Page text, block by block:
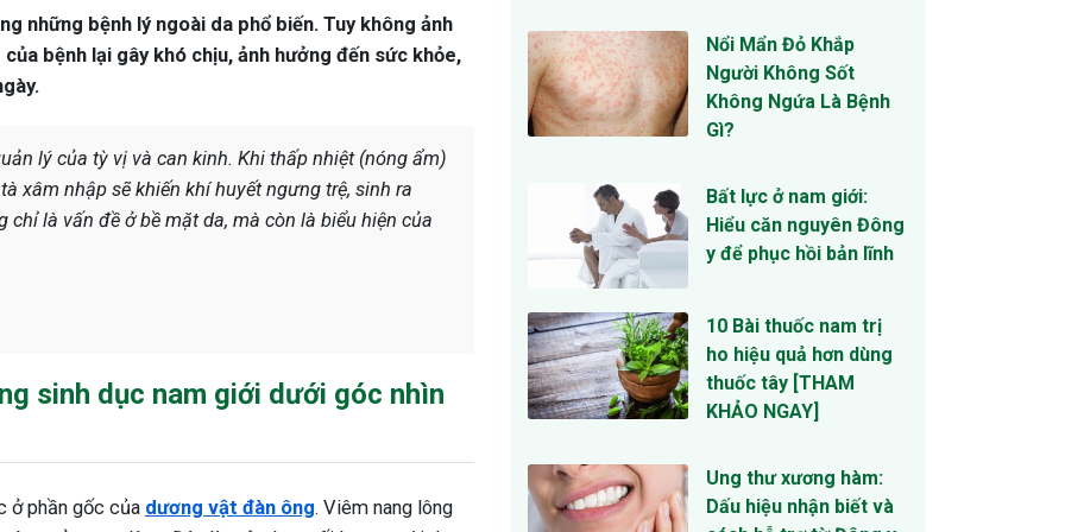
những bệnh lý ngoài da phổ biến. Tuy không ảnh
bệnh lại gây khó chịu, ảnh hưởng đến sức khỏe,
lý của tỳ vị và can kinh. Khi thấp nhiệt (nóng ẩm)
xâm nhập sẽ khiến khí huyết ngưng trệ, sinh ra
là vấn đề ở bề mặt da, mà còn là biểu hiện của
sinh dục nam giới dưới góc nhìn
ở phần gốc của dương vật đàn ông. Viêm nang lông
Nổi Mẩn Đỏ Khắp
Người Không Sốt
Không Ngứa Là Bệnh
Gì?
Bất lực ở nam giới:
Hiểu căn nguyên Đông
y để phục hồi bản lĩnh
10 Bài thuốc nam trị
ho hiệu quả hơn dùng
thuốc tây [THAM
KHẢO NGAY]
Ung thư xương hàm:
Dấu hiệu nhận biết và